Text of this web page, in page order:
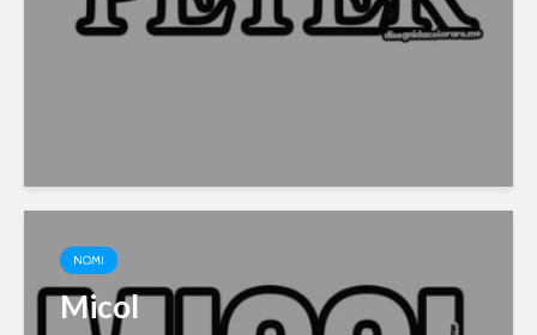
NOMI
Micol